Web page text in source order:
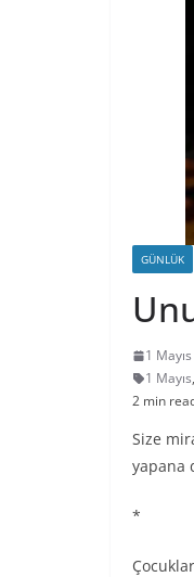
GÜNLÜK
1
1 Mayıs,
2 min
Size
yapana
*